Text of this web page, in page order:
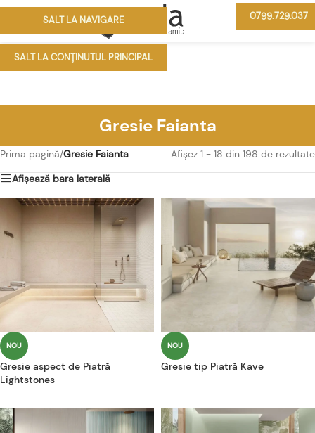
SALT LA NAVIGARE
SALT LA CONȚINUTUL PRINCIPAL
0799.729.037
Gresie Faianta
Prima pagină/Gresie Faianta
Afișez 1 - 18 din 198 de rezultate
Afișează bara laterală
NOU
Gresie aspect de Piatră
Lightstones
NOU
Gresie tip Piatră Kave